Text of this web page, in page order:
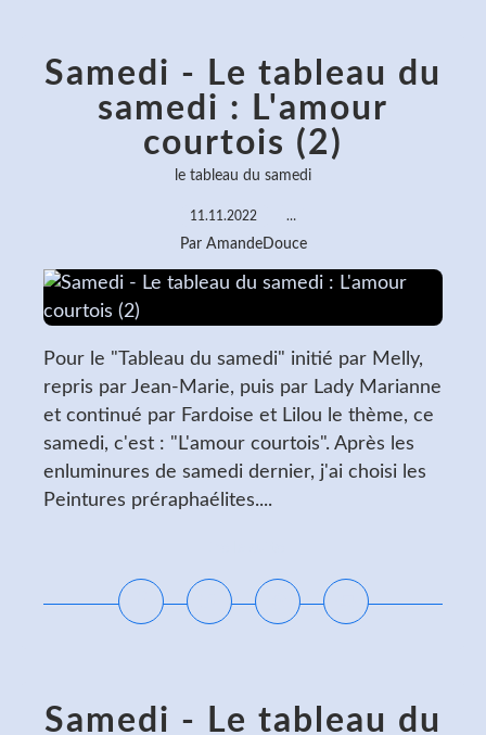
Samedi - Le tableau du
samedi : L'amour
courtois (2)
le tableau du samedi
11.11.2022 …
Par AmandeDouce
Pour le "Tableau du samedi" initié par Melly,
repris par Jean-Marie, puis par Lady Marianne
et continué par Fardoise et Lilou le thème, ce
samedi, c'est : "L'amour courtois". Après les
enluminures de samedi dernier, j'ai choisi les
Peintures préraphaélites....
Samedi - Le tableau du